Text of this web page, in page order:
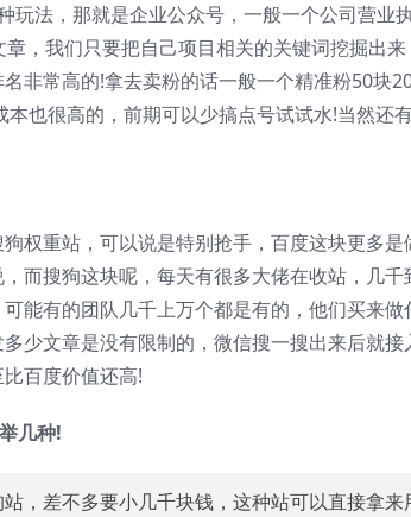
法，那就是企业公众号，一般一个公司营业
，我们只要把自己项目相关的关键词挖掘出来
非常高的!拿去卖粉的话一般一个精准粉50块
也很高的，前期可以少搞点号试试水!当然还
权重站，可以说是特别抢手，百度这块更多是
而搜狗这块呢，每天有很多大佬在收站，几千
能有的团队几千上万个都是有的，他们买来做
多少文章是没有限制的，微信搜一搜出来后就接
百度价值还高!
几种!
，差不多要小几千块钱，这种站可以直接拿来